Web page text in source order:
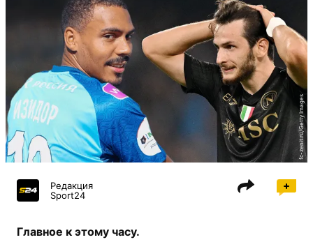
fc-zenit.ru/Getty Images
Редакция
Sport24
Главное к этому часу.